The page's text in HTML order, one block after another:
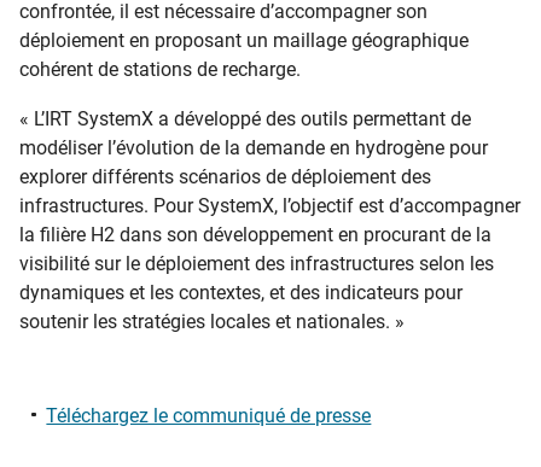
confrontée, il est nécessaire d’accompagner son
déploiement en proposant un maillage géographique
cohérent de stations de recharge.
« L’IRT SystemX a développé des outils permettant de
modéliser l’évolution de la demande en hydrogène pour
explorer différents scénarios de déploiement des
infrastructures. Pour SystemX, l’objectif est d’accompagner
la filière H2 dans son développement en procurant de la
visibilité sur le déploiement des infrastructures selon les
dynamiques et les contextes, et des indicateurs pour
soutenir les stratégies locales et nationales. »
Téléchargez le communiqué de presse